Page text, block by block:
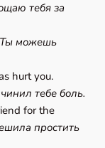
тебя за
Ты можешь
hurt you.
тебе боль.
for the
простить